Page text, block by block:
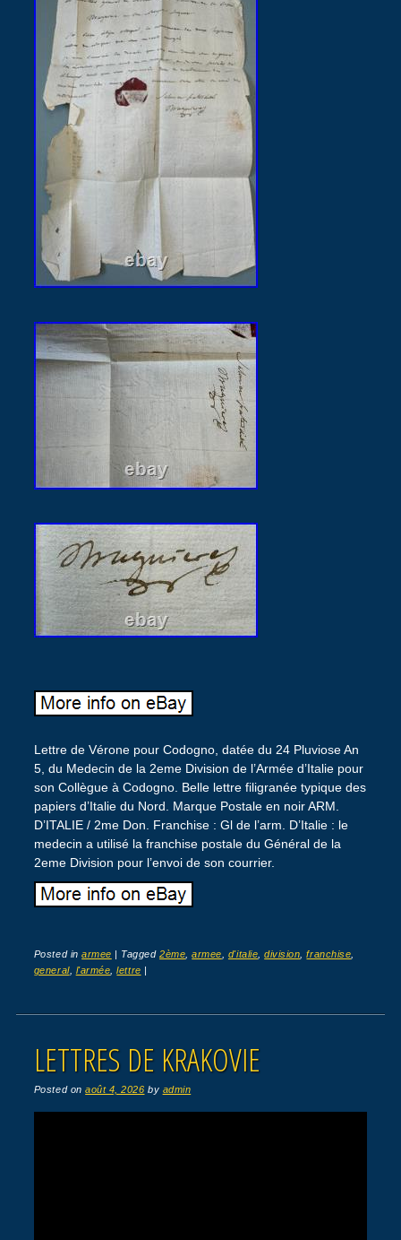
Lettre de Vérone pour Codogno, datée du 24 Pluviose An
5, du Medecin de la 2eme Division de l’Armée d’Italie pour
son Collègue à Codogno. Belle lettre filigranée typique des
papiers d’Italie du Nord. Marque Postale en noir ARM.
D’ITALIE / 2me Don. Franchise : Gl de l’arm. D’Italie : le
medecin a utilisé la franchise postale du Général de la
2eme Division pour l’envoi de son courrier.
Posted inarmee | Tagged2ème ,armee d'italie ,division ,franchise
general, l'armée ,lettre |
LETTRES DE KRAKOVIE
Posted onaoût 4, 2026 by admin